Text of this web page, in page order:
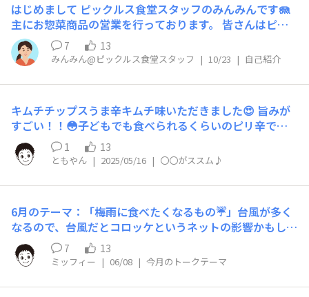
はじめまして ピックルス食堂スタッフのみんみんです🪼
主にお惣菜商品の営業を行っております。 皆さんはピッ
クルスがお惣菜商品も販売していることをご存じですか？
漬物メーカーならではのお惣菜を製造しております。 お
近くのスーパーでももしかしたら販売しているかもしれま
せん…！ サイトでも商品をチェックできますのでご興味
jp/products/delika/
7 13
みんみん@ピックルス食堂スタッフ | 10/23 | 自己紹介
キムチチップスうま辛キムチ味いただきました😍 旨みが
すごい！！😳子どもでも食べられるくらいのピリ辛でし
た！ ＃ご飯がススムうま辛キムチ味お菓子シリーズ
1 13
ともやん | 2025/05/16 | 〇〇がススム♪
6月のテーマ：「梅雨に食べたくなるもの☔」台風が多く
なるので、台風だとコロッケというネットの影響かもしれ
ませんが手作りのコロッケが食べたくなります。畑でとれ
た新じゃがに牛すじ煮込みを入れて作るとお肉屋さんのコ
ロッケみたいで美味しかったのでまた作って食べたいで
す。後は、辛さがじめじめ感を吹き飛ばしてくれるのでキ
7 13
ミッフィー | 06/08 | 今月のトークテーマ